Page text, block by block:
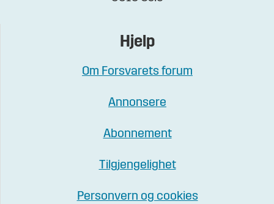
Hjelp
Om Forsvarets forum
Annonsere
Abonnement
Tilgjengelighet
Personvern og cookies